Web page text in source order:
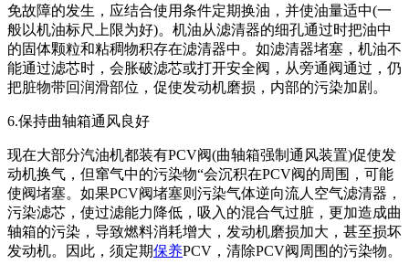
免故障的发生，应结合使用条件定期换油，并使油量适中(一
般以机油标尺上限为好)。机油从滤清器的细孔通过时把油中
的固体颗粒和粘稠物积存在滤清器中。如滤清器堵塞，机油不
能通过滤芯时，会胀破滤芯或打开安全阀，从旁通阀通过，仍
把脏物带回润滑部位，促使发动机磨损，内部的污染加剧。
6.保持曲轴箱通风良好
现在大部分汽油机都装有PCV阀(曲轴箱强制通风装置)促使发
动机换气，但窜气中的污染物“会沉积在PCV阀的周围，可能
使阀堵塞。如果PCV阀堵塞则污染气体逆向流人空气滤清器，
污染滤芯，使过滤能力降低，吸入的混合气过脏，更加造成曲
轴箱的污染，导致燃料消耗增大，发动机磨损加大，甚至损坏
发动机。因此，须定期保养PCV，清除PCV阀周围的污染物。